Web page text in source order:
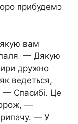
прибудемо
вам
— Дякую
дружно
ведеться,
— Спасибі. Це
—
— У